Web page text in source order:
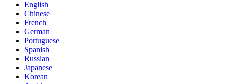
English
Chinese
French
German
Portuguese
Spanish
Russian
Japanese
Korean